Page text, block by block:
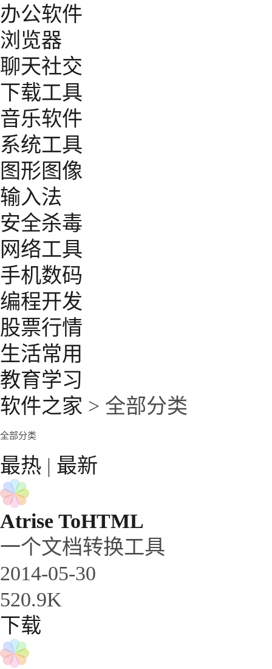
办公软件
浏览器
聊天社交
下载工具
音乐软件
系统工具
图形图像
输入法
安全杀毒
网络工具
手机数码
编程开发
股票行情
生活常用
教育学习
软件之家 > 全部分类
全部分类
最热 | 最新
Atrise ToHTML
一个文档转换工具
2014-05-30
520.9K
下载